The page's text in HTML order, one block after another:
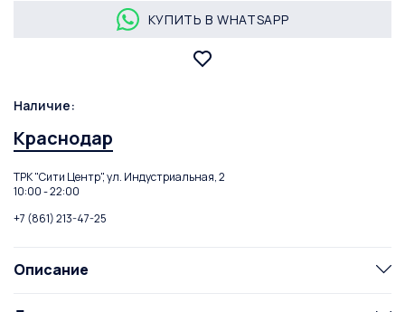
КУПИТЬ В WHATSAPP
Наличие:
Краснодар
ТРК "Сити Центр", ул. Индустриальная, 2
10:00 - 22:00
+7 (861) 213-47-25
Описание